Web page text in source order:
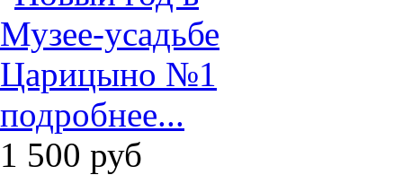
подробнее...
1 500 руб